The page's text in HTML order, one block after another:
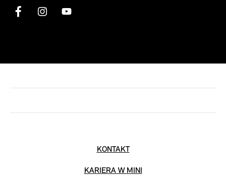
KONTAKT
KARIERA W MINI